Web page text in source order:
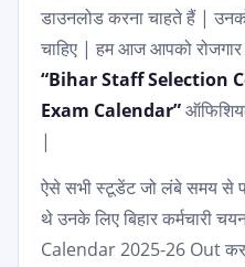
डाउनलोड करना चाहते हैं |
चाहिए | हम आज आपको
“Bihar Staff Selection
Exam Calendar”
|
ऐसे सभी स्टूडेंट जो लंबे समय से
थे उनके लिए बिहार कर्मचारी
Calendar 2025-26 Out कर